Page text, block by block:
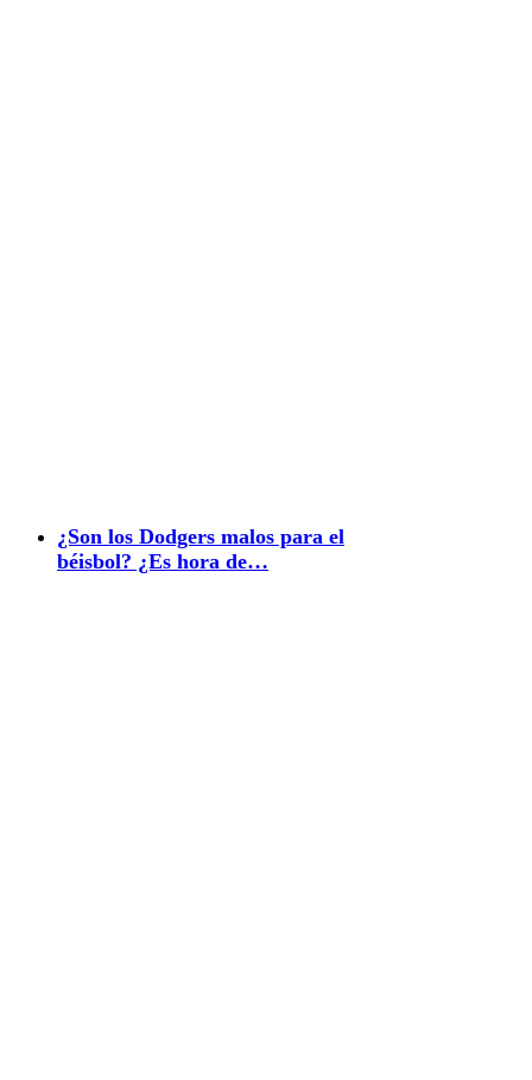
¿Son los Dodgers malos para el
béisbol? ¿Es hora de…